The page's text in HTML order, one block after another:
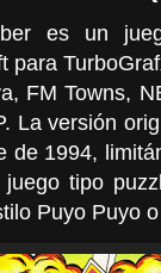
es un
para
FM Towns,
La versión
de 1994,
tipo
Puyo Puyo